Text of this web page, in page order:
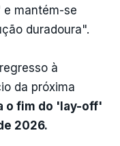
mantém-se
duradoura".
à
da próxima
o fim do 'lay-off'
2026.